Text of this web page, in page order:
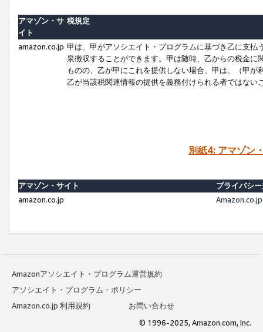
アマゾン・サ
イト
税規定
amazon.co.jp 甲は、甲がアソシエイト・プログラムに基づき乙に支
泉徴収することができます。甲は随時、乙からの税金
ものの、乙が甲にこれを提供しない場合、甲は、（甲
乙が当該税関連情報の提供を義務付けられる者ではな
別紙4: アマゾン
アマゾン・サイト
プライバシ
amazon.co.jp
Amazonアソシエイト・プログラム運営規約
アソシエイト・プログラム・ポリシー
Amazon.co.jp 利用規約
お問い合わせ
© 1996-2025, Amazon.com, Inc.